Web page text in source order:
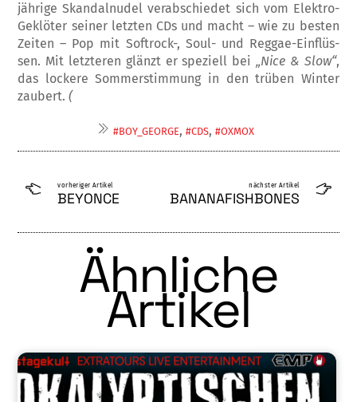
jährige Skandal­nu­del verab­schie­­det sich vom Elektro-
Geklöter seiner letz­ten CDs und macht – wie zu besten
Zeiten – Pop mit Soft­rock-, Soul- und Reg­gae-Ein­flüs­
sen. Mit letzteren glänzt er spe­zi­ell bei „Ni­ce & Slow“,
das lockere Som­mer­stim­mung in den trüben Winter
zaubert.(
#BOY_GEORGE,#CDS,#OXMOX
vorheriger Artikel
BEYONCE
nächster Artikel
BANANAFISHBONES
Ähnliche
Artikel